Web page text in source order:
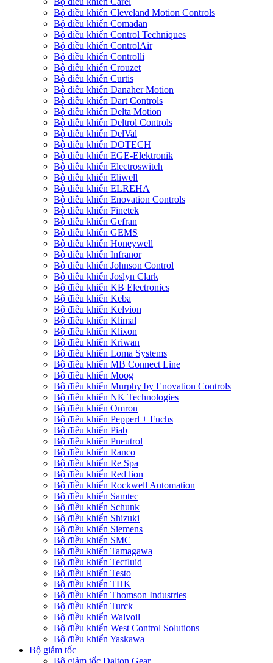
Bộ điều khiển Cleveland Motion Controls
Bộ điều khiển Comadan
Bộ điều khiển Control Techniques
Bộ điều khiển ControlAir
Bộ điều khiển Controlli
Bộ điều khiển Crouzet
Bộ điều khiển Curtis
Bộ điều khiển Danaher Motion
Bộ điều khiển Dart Controls
Bộ điều khiển Delta Motion
Bộ điều khiển Deltrol Controls
Bộ điều khiển DelVal
Bộ điều khiển DOTECH
Bộ điều khiển EGE-Elektronik
Bộ điều khiển Electroswitch
Bộ điều khiển Eliwell
Bộ điều khiển ELREHA
Bộ điều khiển Enovation Controls
Bộ điều khiển Finetek
Bộ điều khiển Gefran
Bộ điều khiển GEMS
Bộ điều khiển Honeywell
Bộ điều khiển Infranor
Bộ điều khiển Johnson Control
Bộ điều khiển Joslyn Clark
Bộ điều khiển KB Electronics
Bộ điều khiển Keba
Bộ điều khiển Kelvion
Bộ điều khiển Klimal
Bộ điều khiển Klixon
Bộ điều khiển Kriwan
Bộ điều khiển Loma Systems
Bộ điều khiển MB Connect Line
Bộ điều khiển Moog
Bộ điều khiển Murphy by Enovation Controls
Bộ điều khiển NK Technologies
Bộ điều khiển Omron
Bộ điều khiển Pepperl + Fuchs
Bộ điều khiển Piab
Bộ điều khiển Pneutrol
Bộ điều khiển Ranco
Bộ điều khiển Re Spa
Bộ điều khiển Red lion
Bộ điều khiển Rockwell Automation
Bộ điều khiển Samtec
Bộ điều khiển Schunk
Bộ điều khiển Shizuki
Bộ điều khiển Siemens
Bộ điều khiển SMC
Bộ điều khiển Tamagawa
Bộ điều khiển Tecfluid
Bộ điều khiển Testo
Bộ điều khiển THK
Bộ điều khiển Thomson Industries
Bộ điều khiển Turck
Bộ điều khiển Walvoil
Bộ điều khiển West Control Solutions
Bộ điều khiển Yaskawa
Bộ giảm tốc
Bộ giảm tốc Dalton Gear